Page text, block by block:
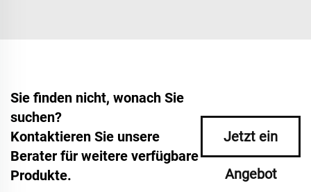
Sie finden nicht, wonach Sie
suchen?
Kontaktieren Sie unsere
Berater für weitere verfügbare
Produkte.
Jetzt ein
Angebot